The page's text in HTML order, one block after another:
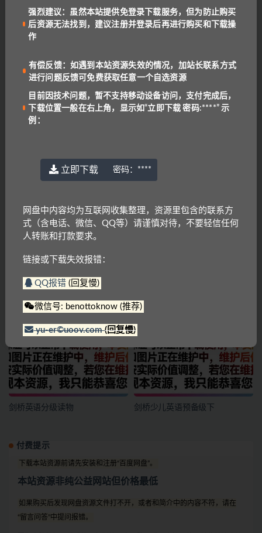
对待，不要轻信任何人转账和打款要求。
链接或下载失效报错：
QQ报错 |
微信号:
benottoknow (推荐)
上一篇
238【完结】小学英语800个单词
单词课
剑桥英语分级读物 剑桥少儿英语预备级下
付费提示
下载本站资源前请先安装和注册“百度网盘”。
本站资源非纯公益网站但价格最低
如果购买后发现网盘资源文件打不开，或者和简介中的内容不符，请在
“留言问答”中提问报错。
强烈建议：虽然本站提供免登录下载服务，但为防止购买
后资源无法找到，建议注册并登录后再进行购买和下载操
作
有偿反馈：如遇到本站资源失效的情况，加站长联系方式
进行问题反馈可免费获取任意一个自选资源
目前因技术问题，暂不支持移动设备访问，支付完成后，
下载位置一般在右上角，显示如“立即下载 密码:****” 示
例：
立即下载 密码： ****
网盘中内容均为互联网收集整理，资源里包含的联系方
式（含电话、微信、QQ等）请谨慎对待，不要轻信任何
人转账和打款要求。
链接或下载失效报错：
QQ报错(回复慢)
微信号: benottoknow (推荐)
yu-er©uoov.com(回复慢)